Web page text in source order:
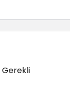
Gerekli